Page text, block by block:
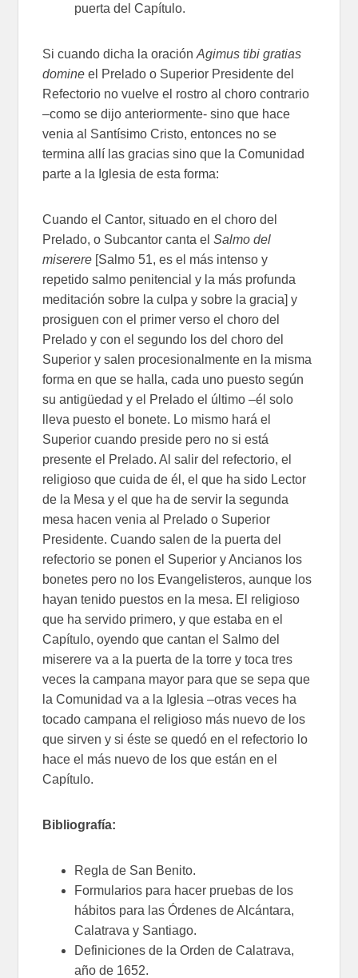
puerta del Capítulo.
Si cuando dicha la oraciónAgimus tibi gratias
domine el Prelado o Superior Presidente del
Refectorio no vuelve el rostro al choro contrario
–como se dijo anteriormente- sino que hace
venia al Santísimo Cristo, entonces no se
termina allí las gracias sino que la Comunidad
parte a la Iglesia de esta forma:
Cuando el Cantor, situado en el choro del
Prelado, o Subcantor canta elSalmo del
miserere [Salmo 51, es el más intenso y
repetido salmo penitencial y la más profunda
meditación sobre la culpa y sobre la gracia] y
prosiguen con el primer verso el choro del
Prelado y con el segundo los del choro del
Superior y salen procesionalmente en la misma
forma en que se halla, cada uno puesto según
su antigüedad y el Prelado el último –él solo
lleva puesto el bonete. Lo mismo hará el
Superior cuando preside pero no si está
presente el Prelado. Al salir del refectorio, el
religioso que cuida de él, el que ha sido Lector
de la Mesa y el que ha de servir la segunda
mesa hacen venia al Prelado o Superior
Presidente. Cuando salen de la puerta del
refectorio se ponen el Superior y Ancianos los
bonetes pero no los Evangelisteros, aunque los
hayan tenido puestos en la mesa. El religioso
que ha servido primero, y que estaba en el
Capítulo, oyendo que cantan el Salmo del
miserere va a la puerta de la torre y toca tres
veces la campana mayor para que se sepa que
la Comunidad va a la Iglesia –otras veces ha
tocado campana el religioso más nuevo de los
que sirven y si éste se quedó en el refectorio lo
hace el más nuevo de los que están en el
Capítulo.
Bibliografía:
Regla de San Benito.
Formularios para hacer pruebas de los
hábitos para las Órdenes de Alcántara,
Calatrava y Santiago.
Definiciones de la Orden de Calatrava,
año de 1652.